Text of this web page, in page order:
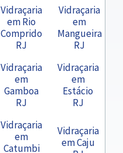
Vidraçaria
em Rio
Comprido
RJ
Vidraçaria
em
Mangueira
RJ
Vidraçaria
em
Gamboa
RJ
Vidraçaria
em
Estácio
RJ
Vidraçaria
em
Catumbi
Vidraçaria
em Caju